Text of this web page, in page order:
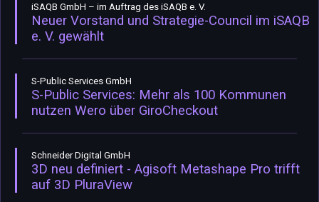
iSAQB GmbH – im Auftrag des iSAQB e. V.
Neuer Vorstand und Strategie-Council im iSAQB
e. V. gewählt
S-Public Services GmbH
S-Public Services: Mehr als 100 Kommunen
nutzen Wero über GiroCheckout
Schneider Digital GmbH
3D neu definiert - Agisoft Metashape Pro trifft
auf 3D PluraView